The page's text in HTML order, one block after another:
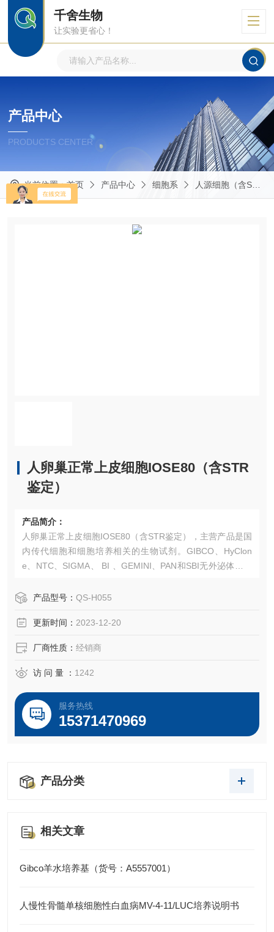
千舍生物
让实验更省心！
产品中心
PRODUCTS CENTER
当前位置：首页 产品中心 细胞系 人源细胞（含STR鉴定）
人卵巢正常上皮细胞IOSE80（含STR
鉴定）
产品简介：
人卵巢正常上皮细胞IOSE80（含STR鉴定），主营产品是国
内传代细胞和细胞培养相关的生物试剂。GIBCO、HyClon
e、NTC、SIGMA、 BI 、GEMINI、PAN和SBI无外泌体血清
液、日本三菱产品、ELISA 试剂盒、Sigma试剂等产品。售
产品型号： QS-H055
更新时间： 2023-12-20
厂商性质： 经销商
访 问 量 ： 1242
服务热线
15371470969
产品分类
相关文章
Gibco羊水培养基（货号：A5557001）
人慢性骨髓单核细胞性白血病MV-4-11/LUC培养说明书